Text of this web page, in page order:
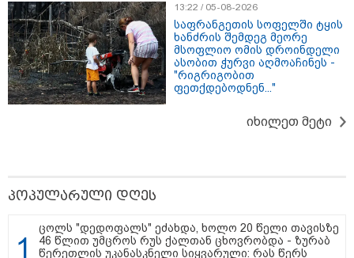
23:45 / 06-08-2026
ექსპედიცია “ტარაიას
23:15 / 06-08-2026
“არ მინდა, ბაიდენივით
სცენიდან გადავარდეს“
- დონალდ ტრამპის
13:22 / 05-08-2026
საფრანგეთის სოფელში ტყის
ხანძრის შემდეგ მეორე
მსოფლიო ომის დროინდელი
ასობით ჭურვი აღმოაჩინეს -
"რიგრიგობით
ფეთქდებოდნენ..."
იხილეთ მეტი
პოპულარული დღეს
ცოლს "დედოფალს" ეძახდა, ხოლო 20 წელი თავისზე
46 წლით უმცროს რუს ქალთან ცხოვრობდა - ზურაბ
წერეთლის უკანასკნელი სიყვარული: რას წერს